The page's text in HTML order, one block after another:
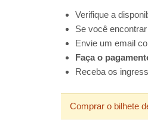
Verifique a
Se você
Envie um email
Faça o
Receba os
Comprar o bilhete